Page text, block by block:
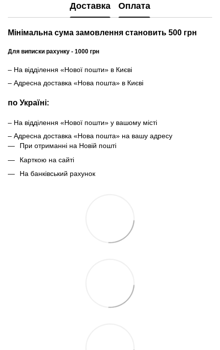
Доставка Оплата
Мінімальна сума замовлення становить 500 грн
Для виписки рахунку - 1000 грн
– На відділення «Нової пошти» в Києві
– Адресна доставка «Нова пошта» в Києві
по Україні:
– На відділення «Нової пошти» у вашому місті
– Адресна доставка «Нова пошта» на вашу адресу
При отриманні на Новій пошті
Карткою на сайті
На банківський рахунок